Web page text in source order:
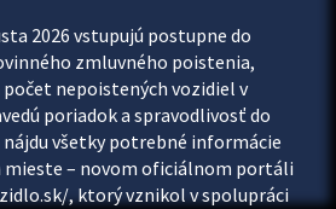
2026 vstupujú postupne do
zmluvného poistenia,
nepoistených vozidiel v
poriadok a spravodlivosť do
nájdu všetky potrebné informácie
mieste – novom oficiálnom portáli
, ktorý vznikol v spolupráci